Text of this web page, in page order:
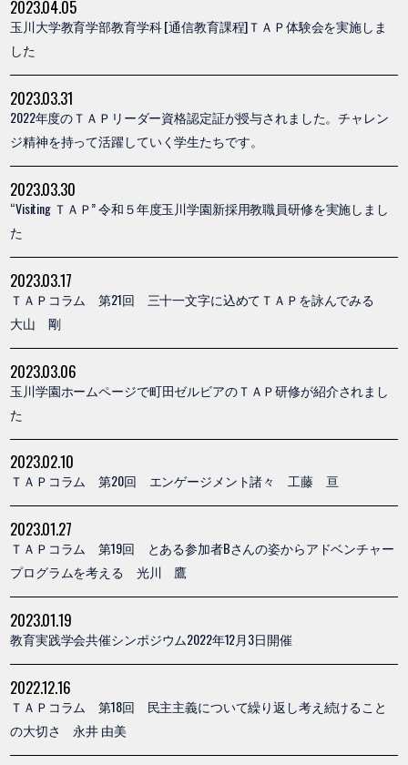
2023.04.05
玉川大学教育学部教育学科 [通信教育課程]ＴＡＰ体験会を実施しま
した
2023.03.31
2022年度のＴＡＰリーダー資格認定証が授与されました。チャレン
ジ精神を持って活躍していく学生たちです。
2023.03.30
“Visiting ＴＡＰ” 令和５年度玉川学園新採用教職員研修を実施しまし
た
2023.03.17
ＴＡＰコラム 第21回 三十一文字に込めてＴＡＰを詠んでみる
大山 剛
2023.03.06
玉川学園ホームページで町田ゼルビアのＴＡＰ研修が紹介されまし
た
2023.02.10
ＴＡＰコラム 第20回 エンゲージメント諸々 工藤 亘
2023.01.27
ＴＡＰコラム 第19回 とある参加者Bさんの姿からアドベンチャー
プログラムを考える 光川 鷹
2023.01.19
教育実践学会共催シンポジウム2022年12月3日開催
2022.12.16
ＴＡＰコラム 第18回 民主主義について繰り返し考え続けること
の大切さ 永井 由美